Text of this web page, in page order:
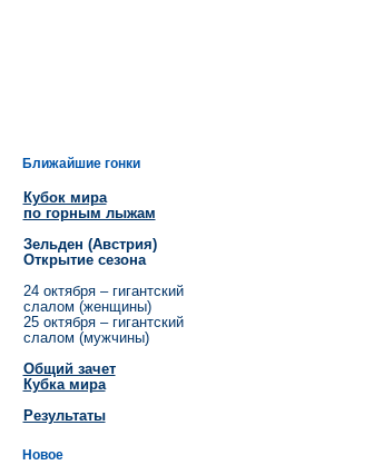
Ближайшие гонки
Кубок мира
по горным лыжам
Зельден (Австрия)
Открытие сезона
24 октября – гигантский
слалом (женщины)
25 октября – гигантский
слалом (мужчины)
Общий зачет
Кубка мира
Результаты
Новое